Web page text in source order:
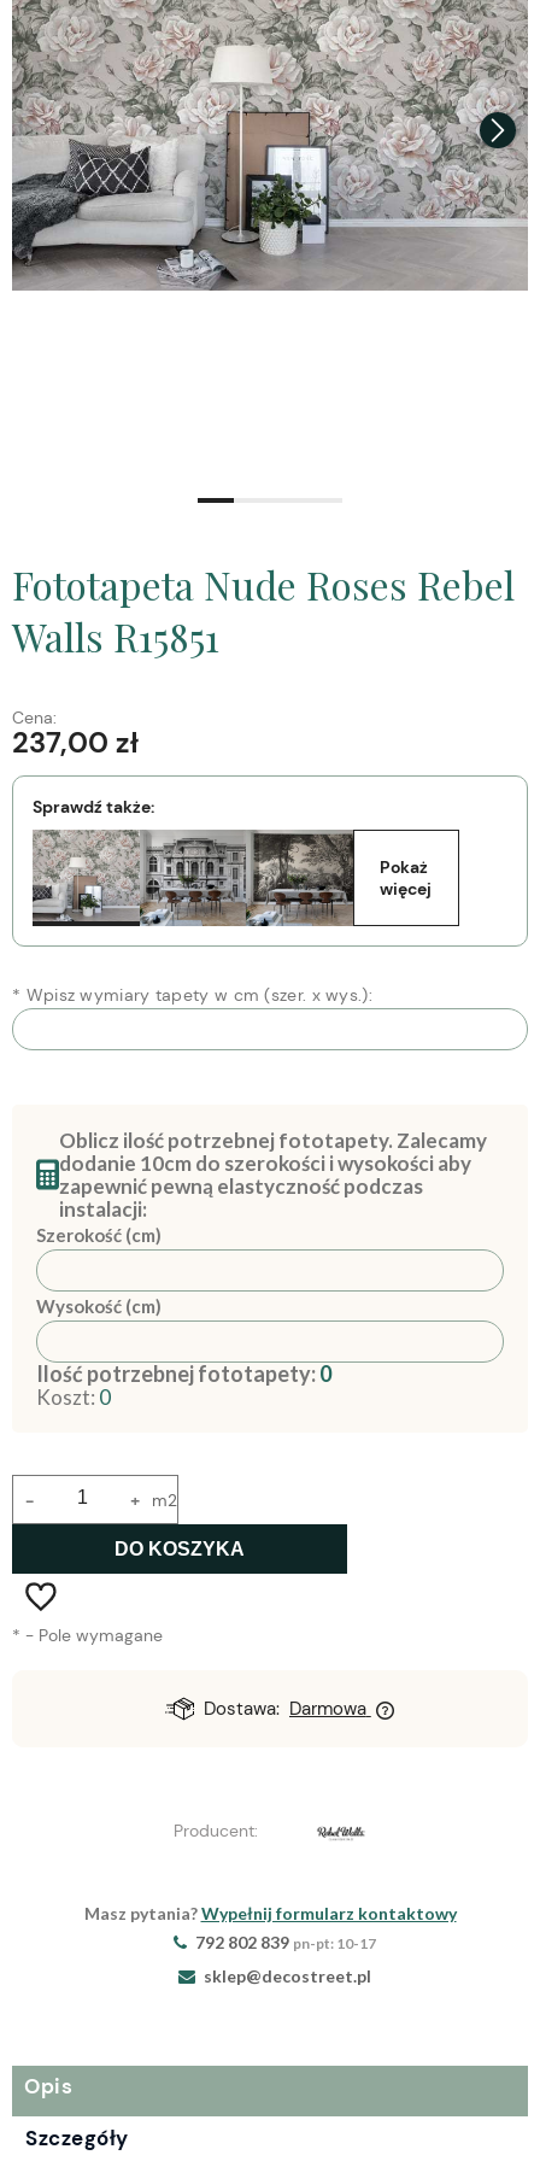
Fototapeta Nude Roses Rebel
Walls R15851
Cena:
237,00 zł
Sprawdź także:
Pokaż
więcej
* Wpisz wymiary tapety w cm (szer. x wys.):
Oblicz ilość potrzebnej fototapety. Zalecamy
dodanie 10cm do szerokości i wysokości aby
zapewnić pewną elastyczność podczas
instalacji:
Szerokość (cm)
Wysokość (cm)
Ilość potrzebnej fototapety:0
Koszt: 0
+
- m2
DO KOSZYKA
* - Pole wymagane
Dostawa: Darmowa
Producent:
Masz pytania?Wypełnij formularz kontaktowy
792 802 839 pn-pt: 10-17
sklep@decostreet.pl
Opis
Szczegóły